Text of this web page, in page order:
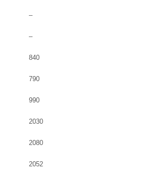
–
–
840
790
990
2030
2080
2052